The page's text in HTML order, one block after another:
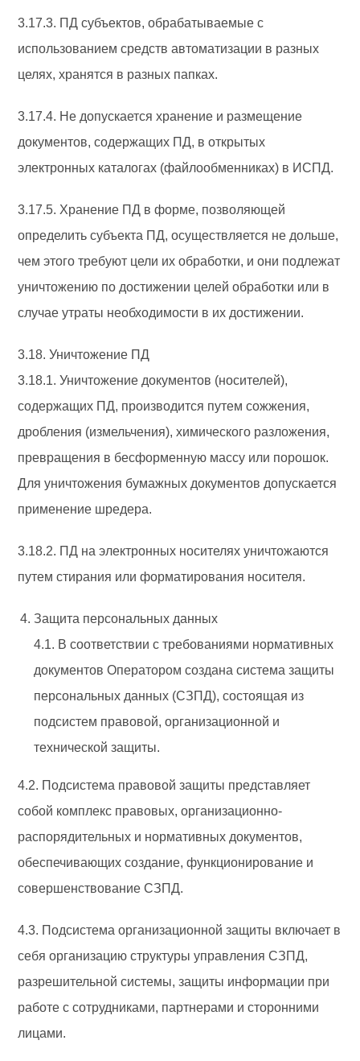
3.17.3. ПД субъектов, обрабатываемые с
использованием средств автоматизации в разных
целях, хранятся в разных папках.
3.17.4. Не допускается хранение и размещение
документов, содержащих ПД, в открытых
электронных каталогах (файлообменниках) в ИСПД.
3.17.5. Хранение ПД в форме, позволяющей
определить субъекта ПД, осуществляется не дольше,
чем этого требуют цели их обработки, и они подлежат
уничтожению по достижении целей обработки или в
случае утраты необходимости в их достижении.
3.18. Уничтожение ПД
3.18.1. Уничтожение документов (носителей),
содержащих ПД, производится путем сожжения,
дробления (измельчения), химического разложения,
превращения в бесформенную массу или порошок.
Для уничтожения бумажных документов допускается
применение шредера.
3.18.2. ПД на электронных носителях уничтожаются
путем стирания или форматирования носителя.
Защита персональных данных
4.1. В соответствии с требованиями нормативных
документов Оператором создана система защиты
персональных данных (СЗПД), состоящая из
подсистем правовой, организационной и
технической защиты.
4.2. Подсистема правовой защиты представляет
собой комплекс правовых, организационно-
распорядительных и нормативных документов,
обеспечивающих создание, функционирование и
совершенствование СЗПД.
4.3. Подсистема организационной защиты включает в
себя организацию структуры управления СЗПД,
разрешительной системы, защиты информации при
работе с сотрудниками, партнерами и сторонними
лицами.